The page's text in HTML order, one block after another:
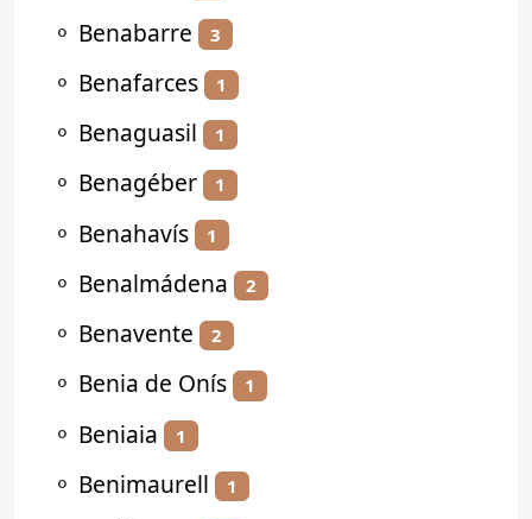
⚬ Benabarre 3
⚬ Benafarces 1
⚬ Benaguasil 1
⚬ Benagéber 1
⚬ Benahavís 1
⚬ Benalmádena 2
⚬ Benavente 2
⚬ Benia de Onís 1
⚬ Beniaia 1
⚬ Benimaurell 1